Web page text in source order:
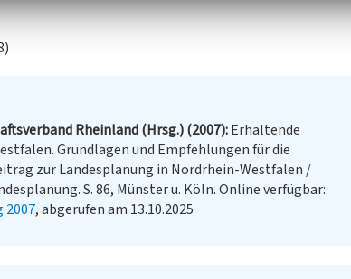
Rheinland (Hrsg.) (2007) Erhaltende
Grundlagen und Empfehlungen für die
zur Landesplanung in Nordrhein-Westfalen /
S. 86, Münster u. Köln. Online verfügbar:
2007, abgerufen am 13.10.2025